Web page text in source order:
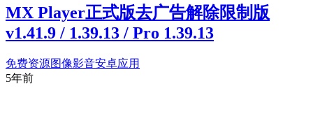
MX Player正式版去广告解除限制版
v1.41.9 / 1.39.13 / Pro 1.39.13
免费资源图像影音安卓应用
5年前